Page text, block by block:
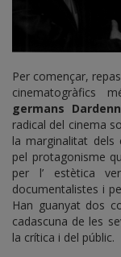
Per començar,
cinematogràfics
germans
radical del cinema
la marginalitat dels
pel protagonisme
per l’ estètica
documentalistes i
Han guanyat dos
cadascuna de les
la crítica i del públic.